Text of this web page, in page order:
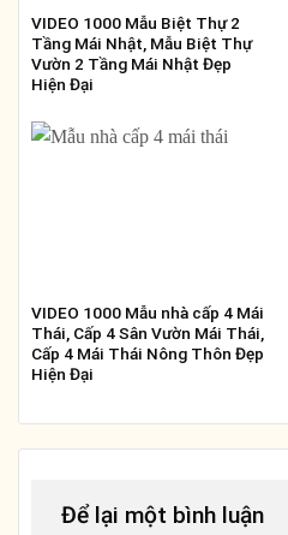
VIDEO 1000 Mẫu Biệt Thự 2
Tầng Mái Nhật, Mẫu Biệt Thự
Vườn 2 Tầng Mái Nhật Đẹp
Hiện Đại
VIDEO 1000 Mẫu nhà cấp 4 Mái
Thái, Cấp 4 Sân Vườn Mái Thái,
Cấp 4 Mái Thái Nông Thôn Đẹp
Hiện Đại
Để lại một bình luận